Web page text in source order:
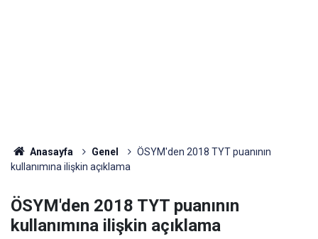
Anasayfa Genel
ÖSYM'den 2018 TYT puanının
kullanımına ilişkin açıklama
ÖSYM'den 2018 TYT puanının
kullanımına ilişkin açıklama